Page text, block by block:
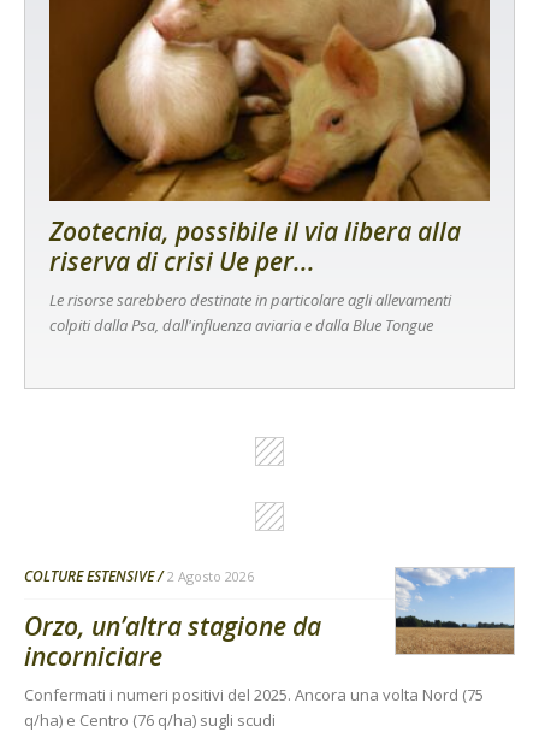
Zootecnia, possibile il via libera alla
riserva di crisi Ue per...
Le risorse sarebbero destinate in particolare agli allevamenti
colpiti dalla Psa, dall'influenza aviaria e dalla Blue Tongue
COLTURE ESTENSIVE 2 Agosto 2026
Orzo, un’altra stagione da
incorniciare
Confermati i numeri positivi del 2025. Ancora una volta Nord (75
q/ha) e Centro (76 q/ha) sugli scudi